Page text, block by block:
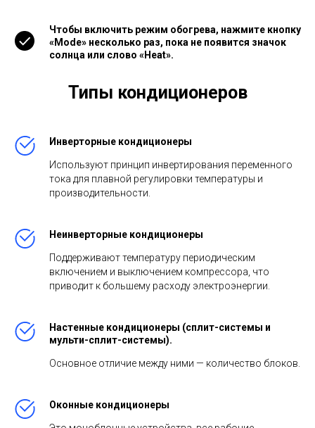
Чтобы включить режим обогрева, нажмите кнопку
«Mode» несколько раз, пока не появится значок
солнца или слово «Heat».
Типы кондиционеров
Инверторные кондиционеры
Используют принцип инвертирования переменного
тока для плавной регулировки температуры и
производительности.
Неинверторные кондиционеры
Поддерживают температуру периодическим
включением и выключением компрессора, что
приводит к большему расходу электроэнергии.
Настенные кондиционеры (сплит-системы и
мульти-сплит-системы).
Основное отличие между ними — количество блоков.
Оконные кондиционеры